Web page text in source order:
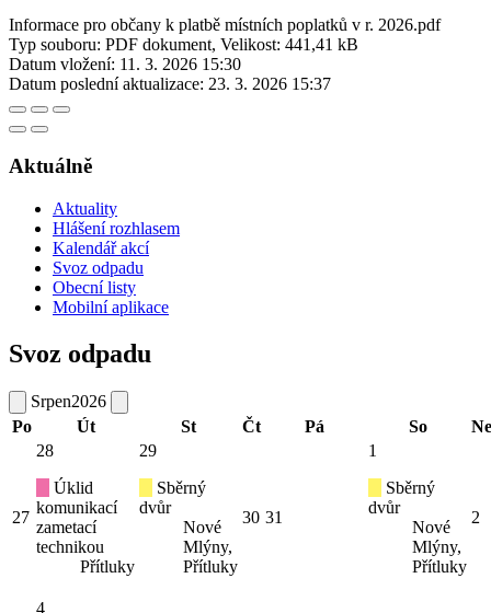
Informace pro občany k platbě místních poplatků v r. 2026.pdf
Typ souboru: PDF dokument, Velikost: 441,41 kB
Datum vložení: 11. 3. 2026 15:30
Datum poslední aktualizace: 23. 3. 2026 15:37
Aktuálně
Aktuality
Hlášení rozhlasem
Kalendář akcí
Svoz odpadu
Obecní listy
Mobilní aplikace
Svoz odpadu
Srpen2026
Po
Út St Čt Pá So Ne
27
28
Úklid
komunikací
zametací
technikou
Přítluky
29
Sběrný
dvůr
Nové
Mlýny,
Přítluky
30 31
1
Sběrný
dvůr
Nové
Mlýny,
Přítluky
2
4